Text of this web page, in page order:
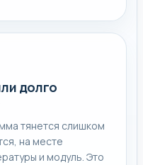
долго
тянется слишком
на месте
и модуль. Это